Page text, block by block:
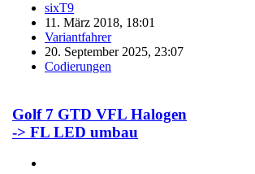
sixT9
11. März 2018, 18:01
Variantfahrer
20. September 2025, 23:07
Codierungen
Golf 7 GTD VFL Halogen
-> FL LED umbau